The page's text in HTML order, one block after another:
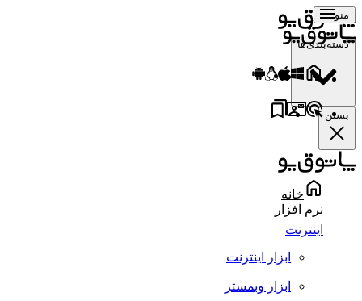
منو
دسته‌بندی‌ها
بستن
خانه
نرم افزار
اینترنت
ابزار اینترنت
ابزار وبمستر